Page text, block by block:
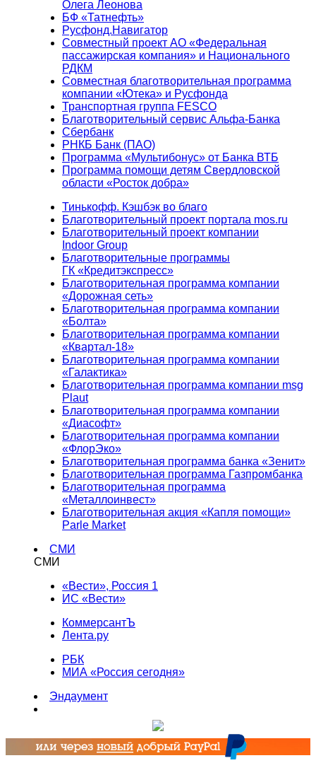
Олега Леонова
БФ «Татнефть»
Русфонд.Навигатор
Совместный проект АО «Федеральная
пассажирская компания» и Национального
РДКМ
Совместная благотворительная программа
компании «Ютека» и Русфонда
Транспортная группа FESCO
Благотворительный сервис Альфа-Банка
Сбербанк
РНКБ Банк (ПАО)
Программа «Мультибонус» от Банка ВТБ
Программа помощи детям Свердловской
области «Росток добра»
Тинькофф. Кэшбэк во благо
Благотворительный проект портала mos.ru
Благотворительный проект компании
Indoor Group
Благотворительные программы
ГК «Кредитэкспресс»
Благотворительная программа компании
«Дорожная сеть»
Благотворительная программа компании
«Болта»
Благотворительная программа компании
«Квартал-18»
Благотворительная программа компании
«Галактика»
Благотворительная программа компании msg
Plaut
Благотворительная программа компании
«Диасофт»
Благотворительная программа компании
«ФлорЭко»
Благотворительная программа банка «Зенит»
Благотворительная программа Газпромбанка
Благотворительная программа
«Металлоинвест»
Благотворительная акция «Капля помощи»
Parle Market
СМИ
СМИ
«Вести», Россия 1
ИС «Вести»
КоммерсантЪ
Лента.ру
РБК
МИА «Россия сегодня»
Эндаумент